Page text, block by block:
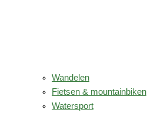
Wandelen
Fietsen & mountainbiken
Watersport